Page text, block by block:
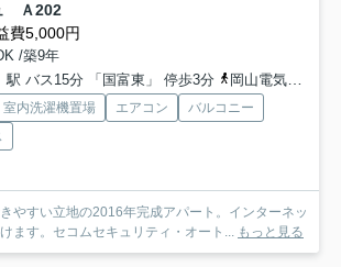
Ａ202
費5,000円
/築9年
駅 バス15分 「国富東」 停歩3分
岡山電気軌道東山本線「中納言」駅 徒歩16分
室内洗濯機置場 エアコン
バルコニー
やすい立地の2016年完成アパート。インターネッ
ます。セコムセキュリティ・オート... もっと見る